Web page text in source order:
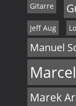
Gitarre
Jeff Aug
Manuel
Marek